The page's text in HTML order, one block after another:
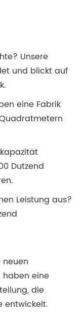
Unsere
und blickt auf
eine Fabrik
Dutzend
Leistung aus?
haben eine
die
entwickelt.